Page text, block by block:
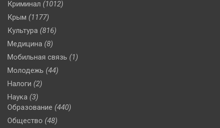
Криминал (1012)
Крым (1177)
Культура (816)
Медицина (8)
Мобильная связь (1)
Молодежь (44)
Налоги (2)
Наука (3)
Образование (440)
Общество (48)